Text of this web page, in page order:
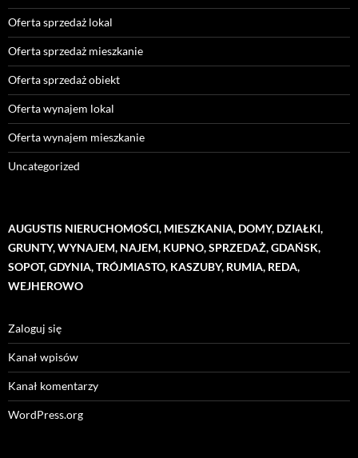
Oferta sprzedaż lokal
Oferta sprzedaż mieszkanie
Oferta sprzedaż obiekt
Oferta wynajem lokal
Oferta wynajem mieszkanie
Uncategorized
AUGUSTIS NIERUCHOMOŚCI, MIESZKANIA, DOMY, DZIAŁKI,
GRUNTY, WYNAJEM, NAJEM, KUPNO, SPRZEDAŻ, GDAŃSK,
SOPOT, GDYNIA, TRÓJMIASTO, KASZUBY, RUMIA, REDA,
WEJHEROWO
Zaloguj się
Kanał wpisów
Kanał komentarzy
WordPress.org